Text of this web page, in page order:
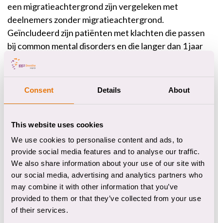
Consent Details About
This website uses cookies
We use cookies to personalise content and ads, to
provide social media features and to analyse our traffic.
We also share information about your use of our site with
our social media, advertising and analytics partners who
may combine it with other information that you’ve
provided to them or that they’ve collected from your use
of their services.
een migratieachtergrond zijn vergeleken met
deelnemers zonder migratieachtergrond.
Geïncludeerd zijn patiënten met klachten die passen
bij common mental disorders en die langer dan 1 jaar
geleden, maar nu hun vijfde levensjaar een dierbare
hebben verloren. Bij deelnemers is de Traumatic
Grief Inventory afgenomen evenals een Miniscan
In de hele populatie bleek 34% boven de
migratieachtergrond was de prevalentie ruim twee
tot drie keer zo hoog als bij patiënten zonder
migratieachtergrond (respectievelijk 46% en 17%).
Uit interviews met behandelaren kwam naar voren
dat zij beperkt op de hoogte bleken te zijn van
verschillen tussen PRS en common mental disorders.